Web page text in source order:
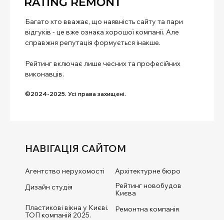
Багато хто вважає, що наявність сайту та пари
відгуків - це вже ознака хорошої компанії. Але
справжня репутація формується інакше.
Рейтинг включає лише чесних та професійних
виконавців.
©2024-2025. Усі права захищені.
НАВІГАЦІЯ САЙТОМ
Агентство нерухомості
Архітектурне бюро
Дизайн студія
Рейтинг новобудов
Києва
Пластикові вікна у Києві.
ТОП компаній 2025.
Ремонтна компанія